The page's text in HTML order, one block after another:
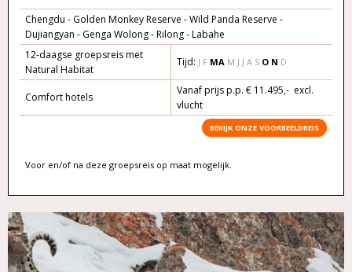
Chengdu - Golden Monkey Reserve - Wild Panda Reserve -
Dujiangyan - Genga Wolong - Rilong - Labahe
12-daagse groepsreis met
Natural Habitat
Tijd: J FMAM J J A S O N D
Comfort hotels
Vanaf prijs p.p. € 11.495,- excl.
vlucht
BEKIJK ONZE VOORBEELDREIS
Voor en/of na deze groepsreis op maat mogelijk.